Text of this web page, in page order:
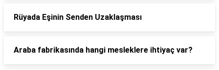
Rüyada Eşinin Senden Uzaklaşması
Araba fabrikasında hangi mesleklere ihtiyaç var?